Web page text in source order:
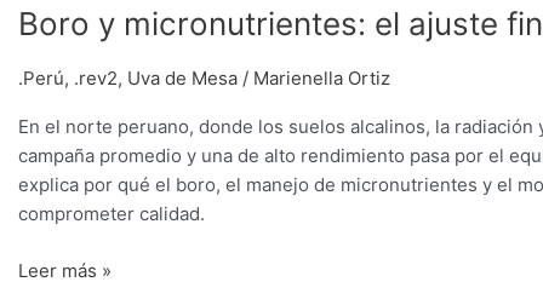
Boro y micronutrientes: el ajuste
.Perú, .rev2, Uva de Mesa / Marienella Ortiz
En el norte peruano, donde los suelos alcalinos, la
campaña promedio y una de alto rendimiento pasa por el
explica por qué el boro, el manejo de micronutrientes y el
comprometer calidad.
Leer más »